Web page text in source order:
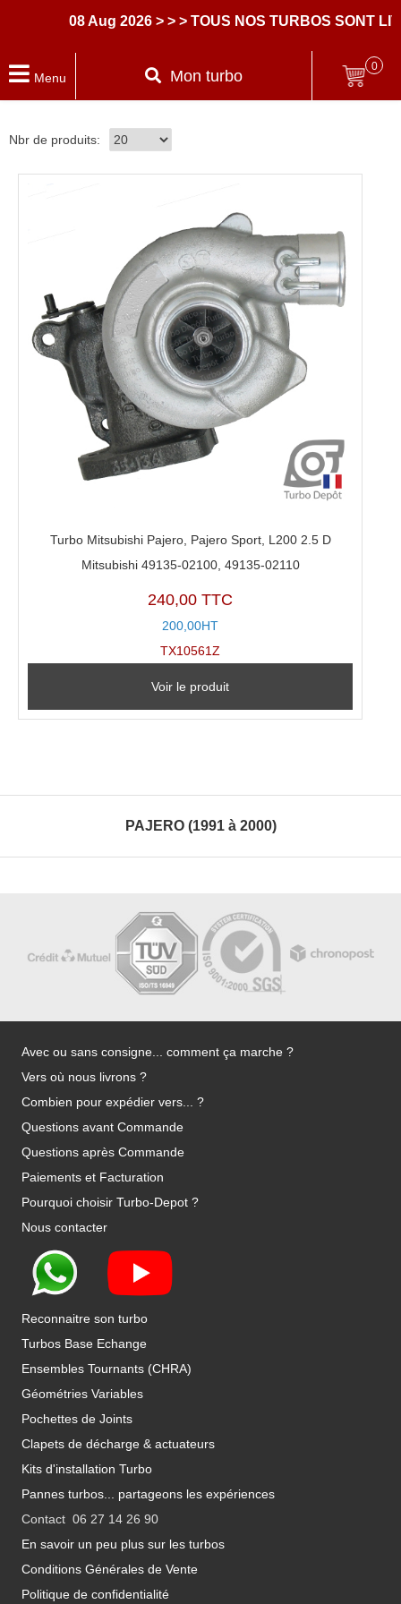
08 Aug 2026 > > > TOUS NOS TURBOS SONT
Menu Mon turbo
0
Nbr de produits:
Turbo Mitsubishi Pajero, Pajero Sport, L200 2.5 D
Mitsubishi 49135-02100, 49135-02110
240,00 TTC
200,00HT
TX10561Z
Voir le produit
PAJERO (1991 à 2000)
Avec ou sans consigne... comment ça marche ?
Vers où nous livrons ?
Combien pour expédier vers... ?
Questions avant Commande
Questions après Commande
Paiements et Facturation
Pourquoi choisir Turbo-Depot ?
Nous contacter
Reconnaitre son turbo
Turbos Base Echange
Ensembles Tournants (CHRA)
Géométries Variables
Pochettes de Joints
Clapets de décharge & actuateurs
Kits d'installation Turbo
Pannes turbos... partageons les expériences
Contact 06 27 14 26 90
En savoir un peu plus sur les turbos
Conditions Générales de Vente
Politique de confidentialité